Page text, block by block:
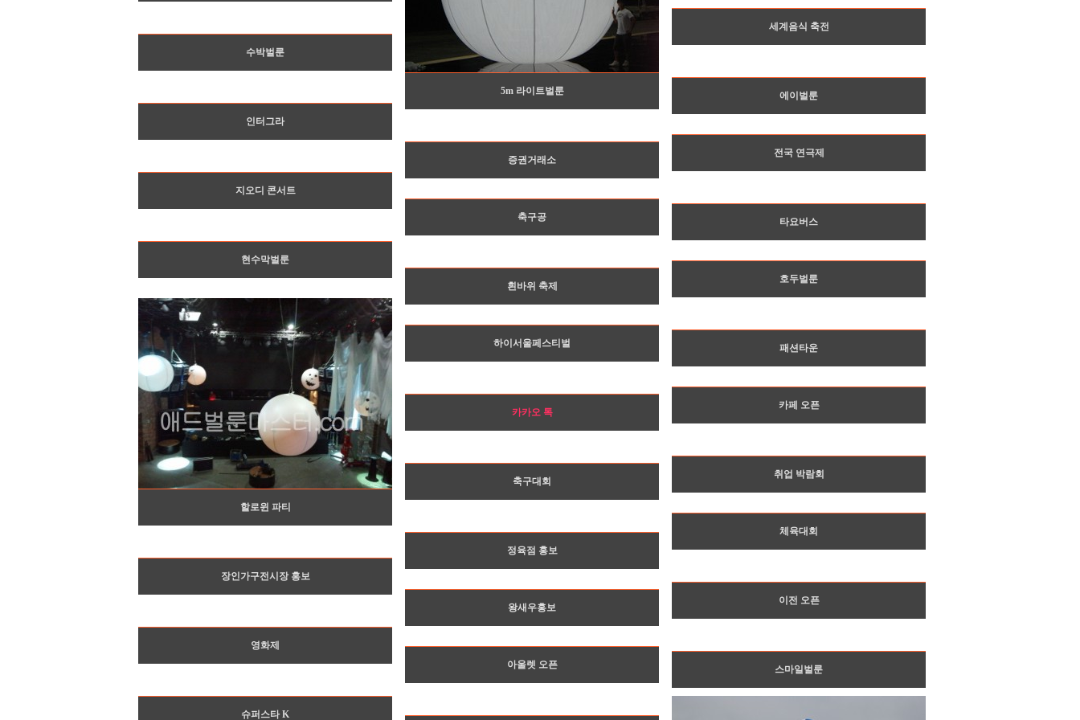
5m 라이트벌룬
세계음식 축전
수박벌룬
에이벌룬
인터그라
전국 연극제
증권거래소
지오디 콘서트
축구공 타요버스
현수막벌룬
호두벌룬
흰바위 축제
할로윈 파티
하이서울페스티벌 패션타운
카페 오픈
카카오 톡
취업 박람회
축구대회
체육대회
정육점 홍보
장인가구전시장 홍보
이전 오픈
왕새우홍보
영화제
아울렛 오픈
스마일벌룬
슈퍼스타 K